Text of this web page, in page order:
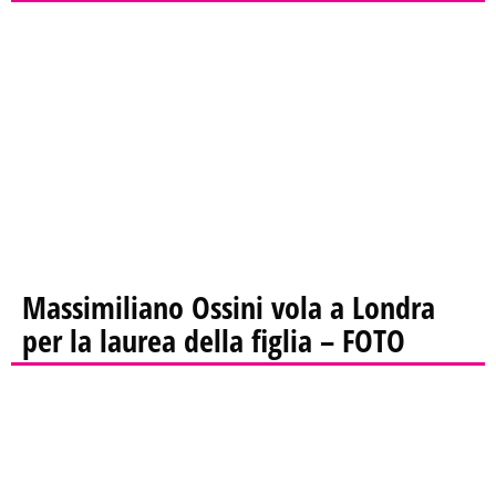
Massimiliano Ossini vola a Londra
per la laurea della figlia – FOTO